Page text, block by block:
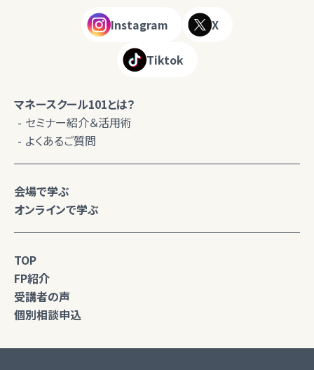
Instagram X
Tiktok
マネースクール101とは？
セミナー紹介＆活用術
よくあるご質問
会場で学ぶ
オンラインで学ぶ
TOP
FP紹介
受講者の声
個別相談申込